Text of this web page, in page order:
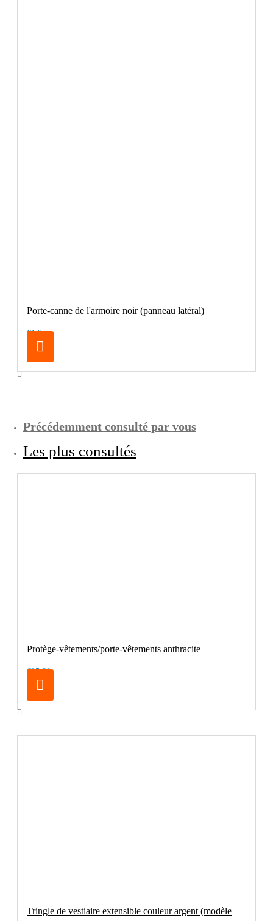
Porte-canne de l'armoire noir (panneau latéral)
€1.95
Précédemment consulté par vous
Les plus consultés
Protège-vêtements/porte-vêtements anthracite
€25.80
Tringle de vestiaire extensible couleur argent (modèle